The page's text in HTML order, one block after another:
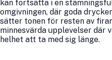
kan fortsätta i en
omgivningen, där goda
sätter tonen för resten av
minnesvärda upplevelser där
helhet att ta med sig länge.